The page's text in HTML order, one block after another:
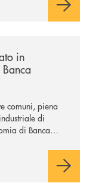
in
comuni, piena
di
di Banca
dell’operazione.